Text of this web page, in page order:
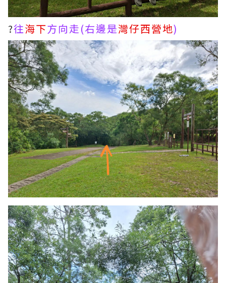
?往海下方向走(右邊是灣仔西營地)